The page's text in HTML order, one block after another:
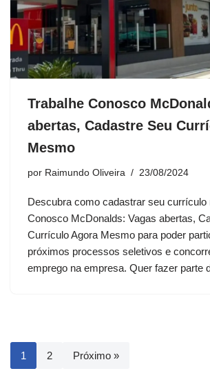
Trabalhe Conosco
abertas, Cadastre Seu
Mesmo
por Raimundo Oliveira 23/08/2024
Descubra como cadastrar seu currículo
Conosco McDonalds: Vagas abertas,
Currículo Agora Mesmo para poder
próximos processos seletivos e
emprego na empresa. Quer fazer parte
1 2 Próximo »